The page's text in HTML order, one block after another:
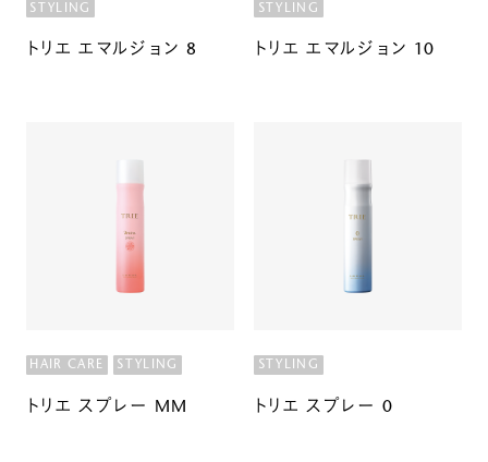
STYLING
トリエ エマルジョン 8
STYLING
トリエ エマルジョン 10
HAIR CARE STYLING
トリエ スプレー MM
STYLING
トリエ スプレー 0